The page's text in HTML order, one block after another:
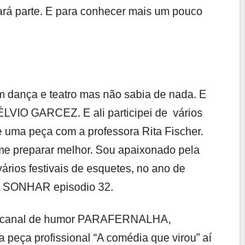
parte. E para conhecer mais um pouco
dança e teatro mas não sabia de nada. E
GARCEZ. E ali participei de vários
peça com a professora Rita Fischer.
preparar melhor. Sou apaixonado pela
festivais de esquetes, no ano de
episodio 32.
de humor PARAFERNALHA,
profissional “A comédia que virou” aí